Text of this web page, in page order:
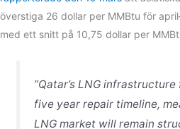
överstiga 26 dollar per MMBtu för
med ett snitt på 10,75 dollar per
”Qatar’s LNG
five year repair timeline,
LNG market will remain